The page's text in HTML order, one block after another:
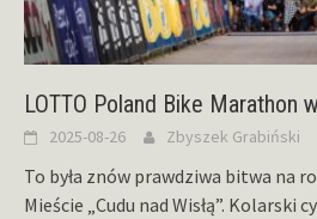
LOTTO Poland Bike Marathon
2025-08-26 Zbyszek Grabiński
To była znów prawdziwa bitwa na
Mieście „Cudu nad Wisłą”. Kolarski